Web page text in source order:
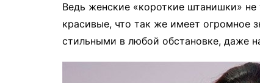
Ведь женские «короткие штанишки»
красивые, что так же имеет огромное
стильными в любой обстановке, даже